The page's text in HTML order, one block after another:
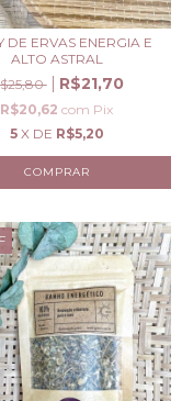
DE ERVAS ENERGIA E
ALTO ASTRAL
R$21,70
R$20,62 com Pix
5 X DE R$5,20